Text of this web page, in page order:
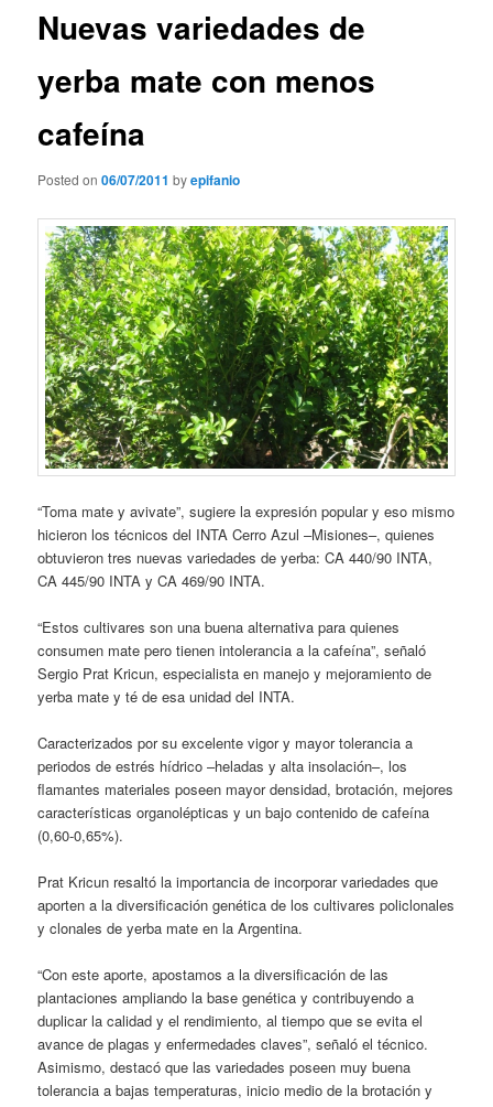
Nuevas variedades de
yerba mate con menos
cafeína
Posted on06/07/2011 byepifanio
“Toma mate y avivate”, sugiere la expresión popular y eso mismo
hicieron los técnicos del INTA Cerro Azul –Misiones–, quienes
obtuvieron tres nuevas variedades de yerba: CA 440/90 INTA,
CA 445/90 INTA y CA 469/90 INTA.
“Estos cultivares son una buena alternativa para quienes
consumen mate pero tienen intolerancia a la cafeína”, señaló
Sergio Prat Kricun, especialista en manejo y mejoramiento de
yerba mate y té de esa unidad del INTA.
Caracterizados por su excelente vigor y mayor tolerancia a
periodos de estrés hídrico –heladas y alta insolación–, los
flamantes materiales poseen mayor densidad, brotación, mejores
características organolépticas y un bajo contenido de cafeína
(0,60-0,65%).
Prat Kricun resaltó la importancia de incorporar variedades que
aporten a la diversificación genética de los cultivares policlonales
y clonales de yerba mate en la Argentina.
“Con este aporte, apostamos a la diversificación de las
plantaciones ampliando la base genética y contribuyendo a
duplicar la calidad y el rendimiento, al tiempo que se evita el
avance de plagas y enfermedades claves”, señaló el técnico.
Asimismo, destacó que las variedades poseen muy buena
tolerancia a bajas temperaturas, inicio medio de la brotación y